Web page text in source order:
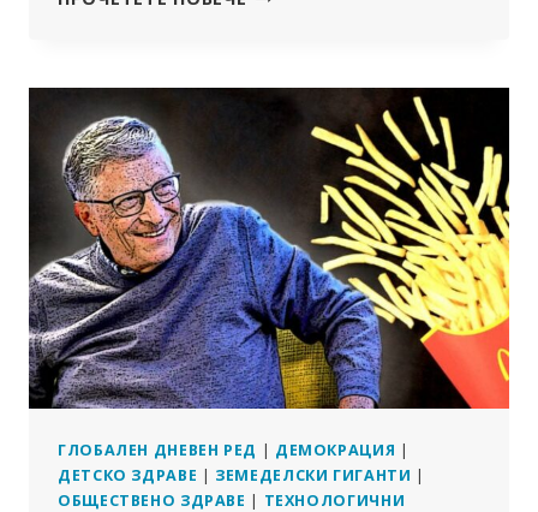
ОРГАНИЗАЦИЯ
ГЛОБАЛЕН ДНЕВЕН РЕД | ДЕМОКРАЦИЯ |
ДЕТСКО ЗДРАВЕ | ЗЕМЕДЕЛСКИ ГИГАНТИ |
ОБЩЕСТВЕНО ЗДРАВЕ | ТЕХНОЛОГИЧНИ